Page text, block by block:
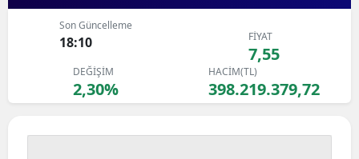
Son Güncelleme
18:10 FİYAT
7,55
DEĞİŞİM
2,30%
HACİM(TL)
398.219.379,72